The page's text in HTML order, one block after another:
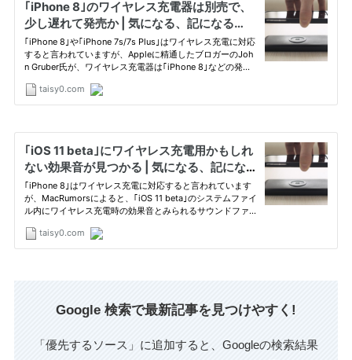
Google 検索で最新記事を見つけやすく!
「優先するソース」に追加すると、Googleの検索結果